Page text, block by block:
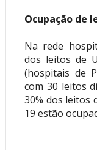
Ocupação de
Na rede
dos leitos de
(hospitais de
com 30 leitos
30% dos leitos
19 estão